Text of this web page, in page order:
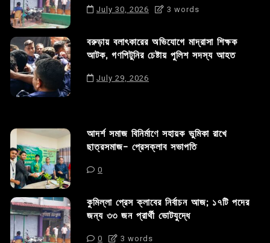
July 30, 2026 3 words
বরুড়ায় বলাৎকারের অভিযোগে মাদ্রাসা শিক্ষক
আটক, গণপিটুনির চেষ্টায় পুলিশ সদস্য আহত
July 29, 2026
আদর্শ সমাজ বিনির্মাণে সহায়ক ভুমিকা রাখে
ছাত্রসমাজ- প্রেসক্লাব সভাপতি
0
কুমিল্লা প্রেস ক্লাবের নির্বাচন আজ; ১৭টি পদের
জন্য ৩৩ জন প্রার্থী ভোটযুদ্ধে
0 3 words